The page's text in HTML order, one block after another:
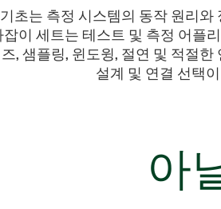
초는 측정 시스템의 동작 원리
잡이 세트는 테스트 및 측정 어플
, 샘플링, 윈도윙, 절연 및 적절
설계 및 연결 선택
아